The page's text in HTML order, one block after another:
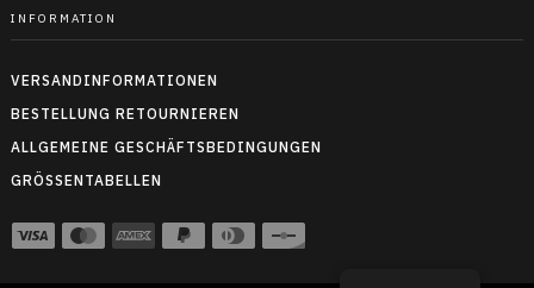
INFORMATION
VERSANDINFORMATIONEN
BESTELLUNG RETOURNIEREN
ALLGEMEINE GESCHÄFTSBEDINGUNGEN
GRÖSSENTABELLEN